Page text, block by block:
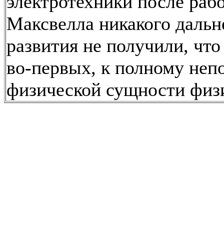
Максвелла никакого
развития не получили,
во-первых, к полному
физической сущности